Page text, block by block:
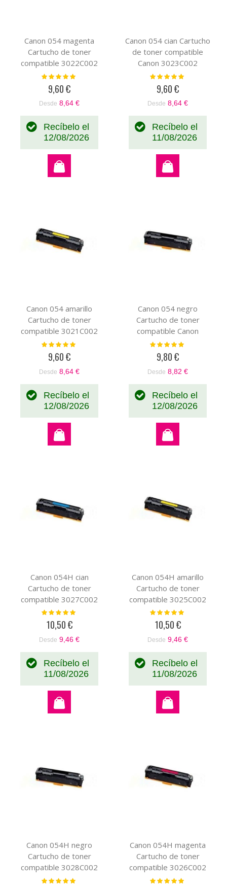
Canon 054 magenta
Cartucho de toner
compatible 3022C002
Valoración:
9,60 €
Desde 8,64 €
Recíbelo el
12/08/2026
Canon 054 cian Cartucho
de toner compatible
Canon 3023C002
Valoración:
9,60 €
Desde 8,64 €
Recíbelo el
11/08/2026
Canon 054 amarillo
Cartucho de toner
compatible 3021C002
Valoración:
9,60 €
Desde 8,64 €
Recíbelo el
12/08/2026
Canon 054 negro
Cartucho de toner
compatible Canon
3024C002
Valoración:
9,80 €
Desde 8,82 €
Recíbelo el
12/08/2026
Canon 054H cian
Cartucho de toner
compatible 3027C002
(XL)
Valoración:
10,50 €
Desde 9,46 €
Recíbelo el
11/08/2026
Canon 054H amarillo
Cartucho de toner
compatible 3025C002
(XL)
Valoración:
10,50 €
Desde 9,46 €
Recíbelo el
11/08/2026
Canon 054H negro
Cartucho de toner
compatible 3028C002
Valoración:
Canon 054H magenta
Cartucho de toner
compatible 3026C002
(XL)
Valoración: